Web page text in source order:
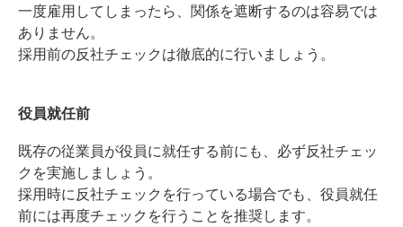
一度雇用してしまったら、関係を遮断するのは容易では
ありません。
採用前の反社チェックは徹底的に行いましょう。
役員就任前
既存の従業員が役員に就任する前にも、必ず反社チェッ
クを実施しましょう。
採用時に反社チェックを行っている場合でも、役員就任
前には再度チェックを行うことを推奨します。